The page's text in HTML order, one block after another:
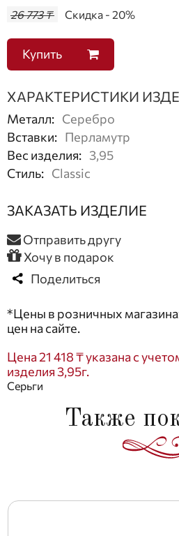
26 773 ₸ Скидка - 20%
Купить
ХАРАКТЕРИСТИКИ
Металл: Серебро
Вставки: Перламутр
Вес изделия: 3,95
Стиль: Classic
ЗАКАЗАТЬ ИЗДЕЛИЕ
Отправить другу
Хочу в подарок
Поделиться
*Цены в розничных
цен на сайте.
Цена 21 418 ₸ указана с
изделия 3,95г.
Серьги
Также